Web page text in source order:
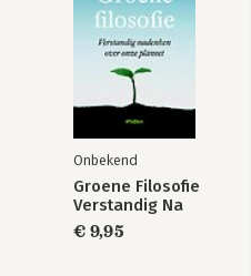
The Intelligence
Revolution
Onbekend
Groene Filosofie
Verstandig Na
€ 9,95